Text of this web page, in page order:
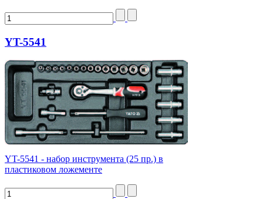
YT-5541
YT-5541 - набор инструмента (25 пр.) в
пластиковом ложементе